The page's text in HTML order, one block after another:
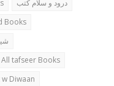
درود و سلام کتب
Books
All tafseer Books
Diwaan